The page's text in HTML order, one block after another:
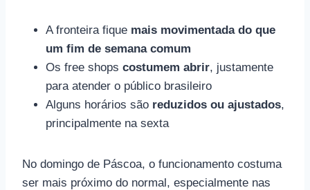
A fronteira fique mais movimentada do que
um fim de semana comum
Os free shops costumem abrir, justamente
para atender o público brasileiro
Alguns horários são reduzidos ou ajustados,
principalmente na sexta
No domingo de Páscoa, o funcionamento costuma
ser mais próximo do normal, especialmente nas